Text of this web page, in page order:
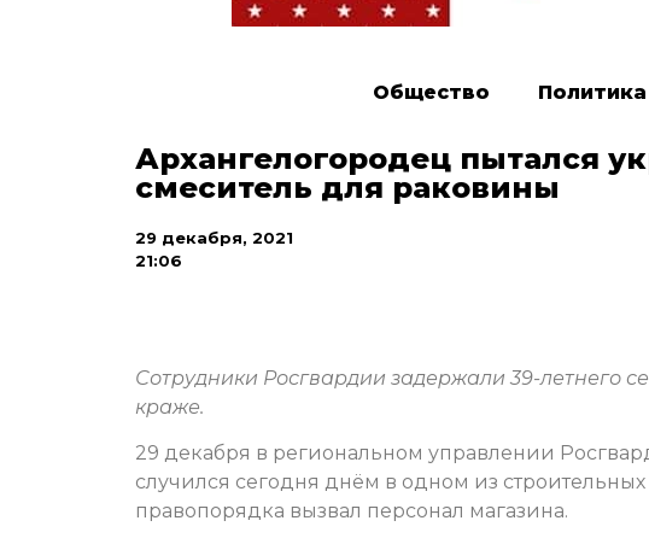
Общество Политика
Архангелогородец пытался
смеситель для раковины
29 декабря, 2021
21:06
Сотрудники Росгвардии задержали 39-летнего
краже.
29 декабря в региональном управлении
случился сегодня днём в одном из
правопорядка вызвал персонал магазина.